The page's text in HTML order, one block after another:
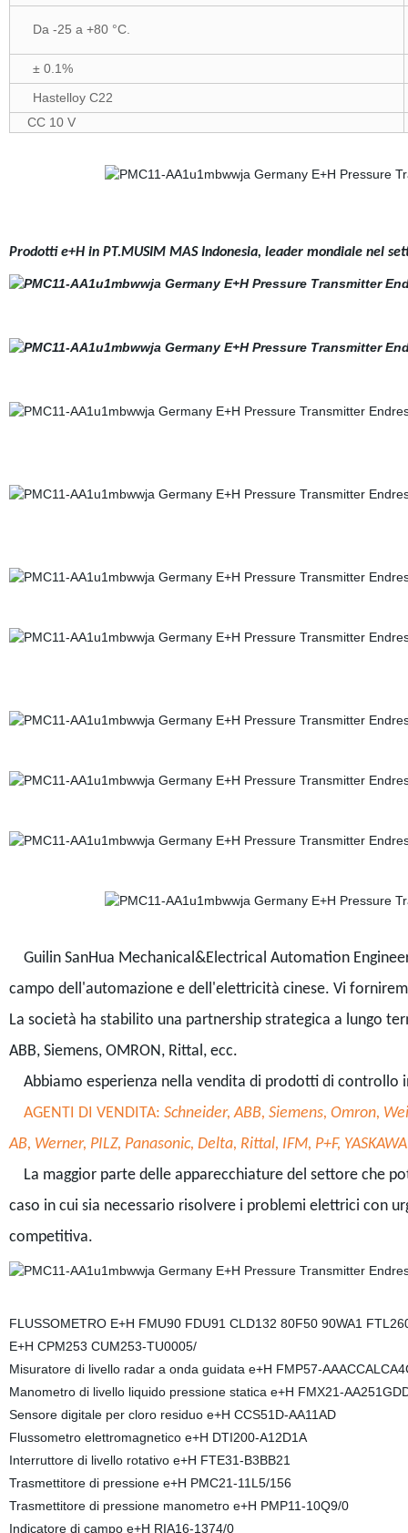
Da -25 a +80 °C.
± 0.1%
Hastelloy C22
CC 10 V
Prodotti e+H in PT.MUSIM MAS Indonesia, leader mondiale nel
Guilin SanHua Mechanical&Electrical Automation
campo dell'automazione e dell'elettricità cinese. Vi
La società ha stabilito una partnership strategica a lungo
ABB, Siemens, OMRON, Rittal, ecc.
Abbiamo esperienza nella vendita di prodotti di controllo
AGENTI DI VENDITA: Schneider, ABB, Siemens, Omron,
AB, Werner, PILZ, Panasonic, Delta, Rittal, IFM, P+F,
La maggior parte delle apparecchiature del settore che
caso in cui sia necessario risolvere i problemi elettrici con
competitiva.
FLUSSOMETRO E+H FMU90 FDU91 CLD132 80F50 90WA1
E+H CPM253 CUM253-TU0005/
Misuratore di livello radar a onda guidata e+H FMP57-
Manometro di livello liquido pressione statica e+H FMX21-
Sensore digitale per cloro residuo e+H CCS51D-AA11AD
Flussometro elettromagnetico e+H DTI200-A12D1A
Interruttore di livello rotativo e+H FTE31-B3BB21
Trasmettitore di pressione e+H PMC21-11L5/156
Trasmettitore di pressione manometro e+H PMP11-10Q9/0
Indicatore di campo e+H RIA16-1374/0